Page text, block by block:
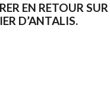
EN RETOUR SUR
D’ANTALIS.